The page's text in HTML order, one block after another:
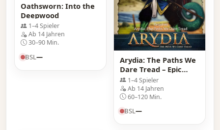
Oathsworn: Into the
Deepwood
1–4 Spieler
Ab 14 Jahren
30–90 Min.
BSL—
Arydia: The Paths We
Dare Tread – Epic
Hunt1–4 Spieler
Ab 14 Jahren
60–120 Min.
BSL—